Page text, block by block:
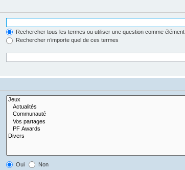
Rechercher tous les termes ou utiliser une question comme élément
Rechercher n’importe quel de ces termes
Oui Non